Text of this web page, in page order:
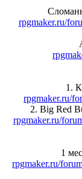
rpgmaker.ru/
1.
rpgmaker.ru/
2. Big Red
rpgmaker.ru/
1
rpgmaker.ru/